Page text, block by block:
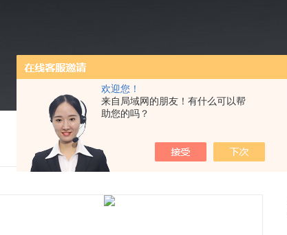
欢迎您！
来自局域网的朋友！有什么可以帮
助您的吗？
我的位置：首页>产品中心>打包机